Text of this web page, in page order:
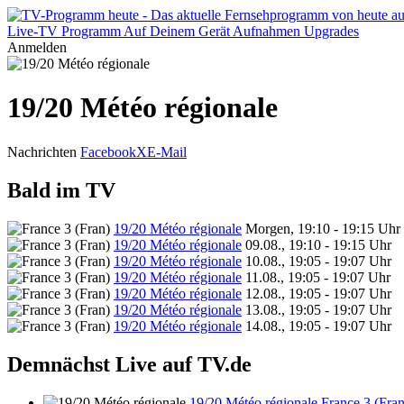
Live-TV Programm Auf Deinem Gerät Aufnahmen Upgrades
Anmelden
19/20 Météo régionale
Nachrichten FacebookXE-Mail
Bald im TV
19/20 Météo régionale Morgen, 19:10 - 19:15 Uhr
19/20 Météo régionale 09.08., 19:10 - 19:15 Uhr
19/20 Météo régionale 10.08., 19:05 - 19:07 Uhr
19/20 Météo régionale 11.08., 19:05 - 19:07 Uhr
19/20 Météo régionale 12.08., 19:05 - 19:07 Uhr
19/20 Météo régionale 13.08., 19:05 - 19:07 Uhr
19/20 Météo régionale 14.08., 19:05 - 19:07 Uhr
Demnächst Live auf TV.de